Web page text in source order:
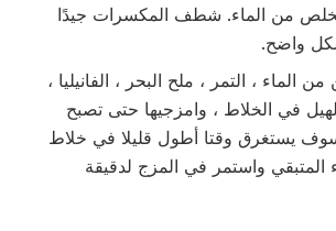
من الماء. شطف المكسرات جيدًا
واضح.
الماء ، التمر ، ملح البحر ، الفانيليا ،
في الخلاط ، وامزجيها حتى تصبح
يستغرق وقتا أطول قليلا في خلاط
المتبقي واستمر في المزج لدقيقة